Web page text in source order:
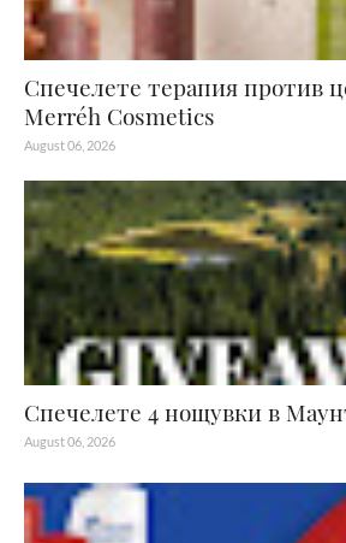
Спечелете терапия против
Merréh Cosmetics
August 06, 2026
Спечелете 4 нощувки в
August 06, 2026